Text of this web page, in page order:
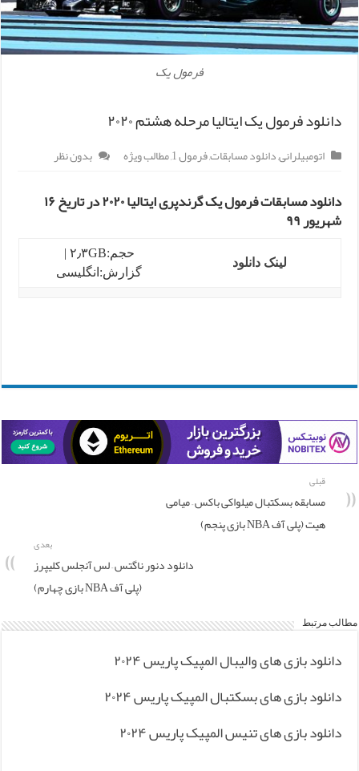
فرمول یک
دانلود فرمول یک ایتالیا مرحله هشتم ۲۰۲۰
اتومبیلرانی,دانلود مسابقات,فرمول 1 ,مطالب ویژه بدون نظر
دانلود مسابقات فرمول یک گرندپری ایتالیا ۲۰۲۰ در تاریخ ۱۶
شهریور ۹۹
لینک دانلود
حجم:۲٫۳GB |
گزارش:انگلیسی
قبلی
مسابقه بسکتبال میلواکی باکس – میامی
هیت (پلی آف NBA بازی پنجم)
بعدی
دانلود دنور ناگتس – لس آنجلس کلیپرز
(پلی آف NBA بازی چهارم)
مطالب مرتبط
دانلود بازی های والیبال المپیک پاریس ۲۰۲۴
دانلود بازی های بسکتبال المپیک پاریس ۲۰۲۴
دانلود بازی های تنیس المپیک پاریس ۲۰۲۴